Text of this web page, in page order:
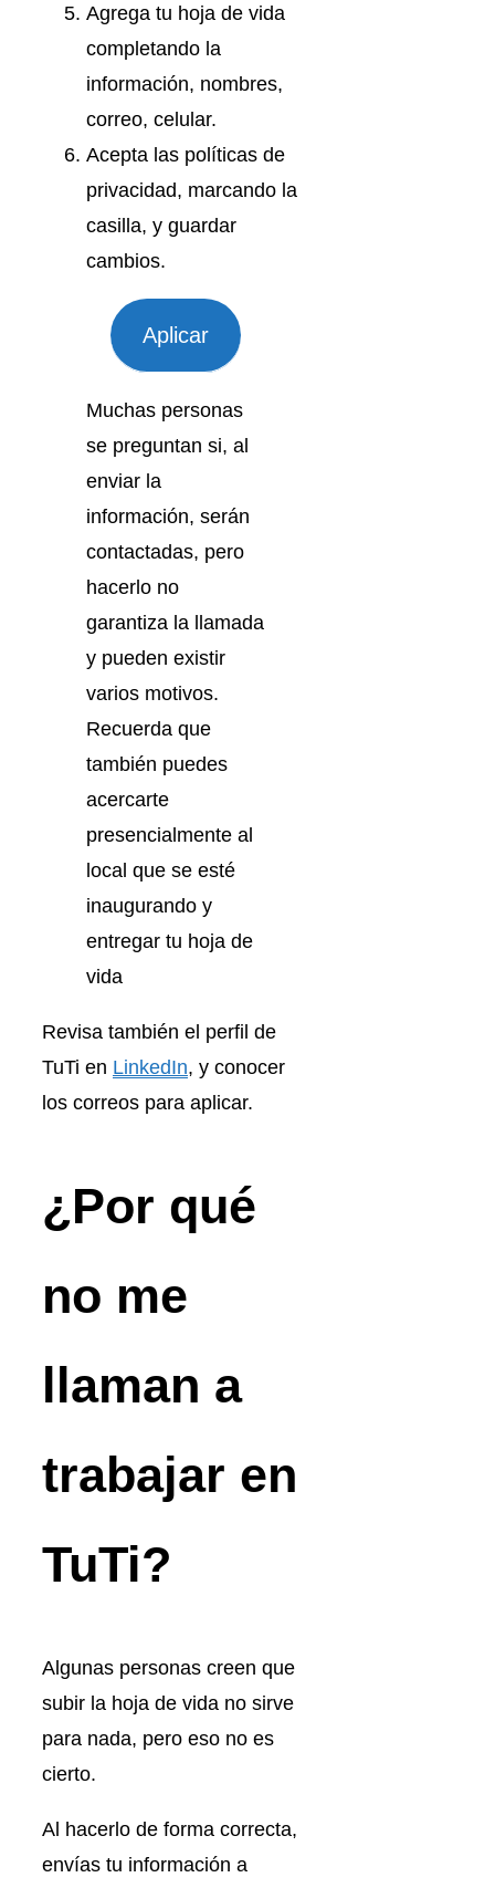
Agrega tu hoja de vida
completando la
información, nombres,
correo, celular.
Acepta las políticas de
privacidad, marcando la
casilla, y guardar
cambios.
Aplicar
Muchas personas
se preguntan si, al
enviar la
información, serán
contactadas, pero
hacerlo no
garantiza la llamada
y pueden existir
varios motivos.
Recuerda que
también puedes
acercarte
presencialmente al
local que se esté
inaugurando y
entregar tu hoja de
vida
Revisa también el perfil de
TuTi en LinkedIn, y conocer
los correos para aplicar.
¿Por qué
no me
llaman a
trabajar en
TuTi?
Algunas personas creen que
subir la hoja de vida no sirve
para nada, pero eso no es
cierto.
Al hacerlo de forma correcta,
envías tu información a